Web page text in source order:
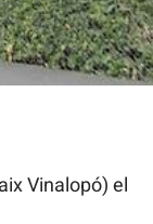
Vinalopó) el